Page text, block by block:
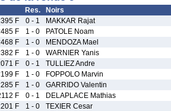
Res. Noirs
F 0 - 1 MAKKAR Rajat
F 1 - 0 PATOLE Noam
F 1 - 0 MENDOZA Mael
F 1 - 0 WARNIER Yanis
F 0 - 1 TULLIEZ Andre
F 1 - 0 FOPPOLO Marvin
F 1 - 0 GARRIDO Valentin
F 0 - 1 DELAPLACE Mathias
F 1 - 0 TEXIER Cesar